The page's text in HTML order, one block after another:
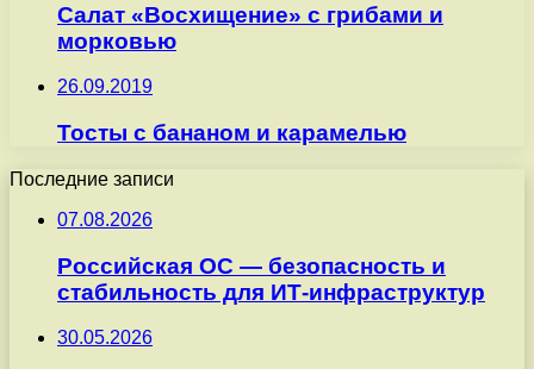
Салат «Восхищение» с грибами и
морковью
26.09.2019
Тосты с бананом и карамелью
Последние записи
07.08.2026
Российская ОС — безопасность и
стабильность для ИТ-инфраструктур
30.05.2026